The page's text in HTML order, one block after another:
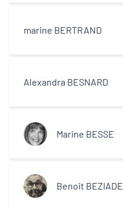
marine BERTRAND
Alexandra BESNARD
Marine BESSE
Benoit BEZIADE